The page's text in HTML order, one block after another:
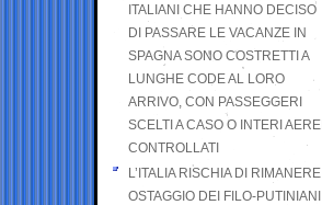
ITALIANI CHE HANNO DECISO
DI PASSARE LE VACANZE IN
SPAGNA SONO COSTRETTI A
LUNGHE CODE AL LORO
ARRIVO, CON PASSEGGERI
SCELTI A CASO O INTERI AEREI
CONTROLLATI
L’ITALIA RISCHIA DI RIMANERE
OSTAGGIO DEI FILO-PUTINIANI